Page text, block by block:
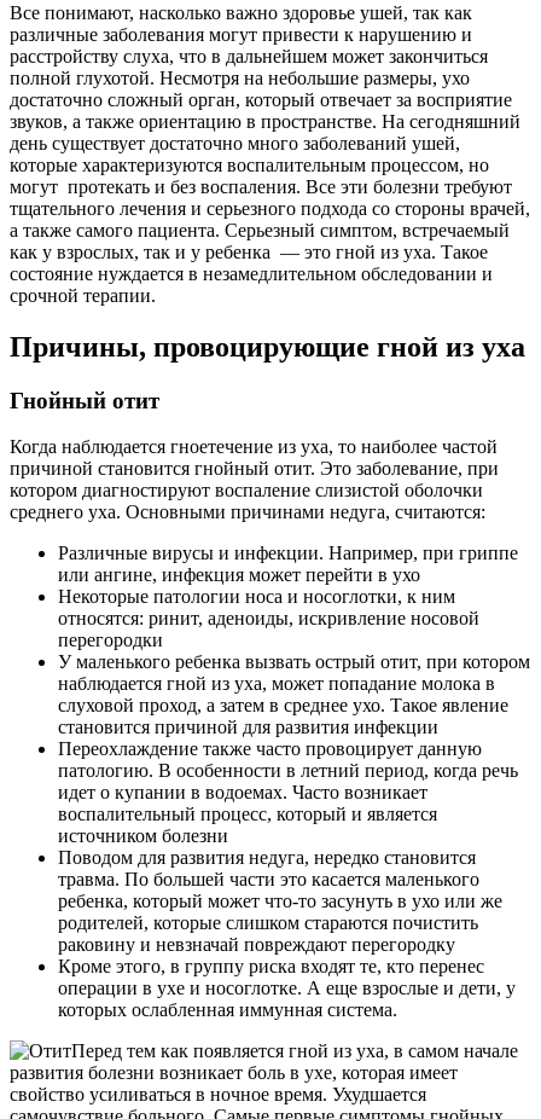
Все понимают, насколько важно здоровье ушей, так как
различные заболевания могут привести к нарушению и
расстройству слуха, что в дальнейшем может закончиться
полной глухотой. Несмотря на небольшие размеры, ухо
достаточно сложный орган, который отвечает за восприятие
звуков, а также ориентацию в пространстве. На сегодняшний
день существует достаточно много заболеваний ушей,
которые характеризуются воспалительным процессом, но
могут протекать и без воспаления. Все эти болезни требуют
тщательного лечения и серьезного подхода со стороны врачей,
а также самого пациента. Серьезный симптом, встречаемый
как у взрослых, так и у ребенка — это гной из уха. Такое
состояние нуждается в незамедлительном обследовании и
срочной терапии.
Причины, провоцирующие гной из уха
Гнойный отит
Когда наблюдается гноетечение из уха, то наиболее частой
причиной становится гнойный отит. Это заболевание, при
котором диагностируют воспаление слизистой оболочки
среднего уха. Основными причинами недуга, считаются:
Различные вирусы и инфекции. Например, при гриппе
или ангине, инфекция может перейти в ухо
Некоторые патологии носа и носоглотки, к ним
относятся: ринит, аденоиды, искривление носовой
перегородки
У маленького ребенка вызвать острый отит, при котором
наблюдается гной из уха, может попадание молока в
слуховой проход, а затем в среднее ухо. Такое явление
становится причиной для развития инфекции
Переохлаждение также часто провоцирует данную
патологию. В особенности в летний период, когда речь
идет о купании в водоемах. Часто возникает
воспалительный процесс, который и является
источником болезни
Поводом для развития недуга, нередко становится
травма. По большей части это касается маленького
ребенка, который может что-то засунуть в ухо или же
родителей, которые слишком стараются почистить
раковину и невзначай повреждают перегородку
Кроме этого, в группу риска входят те, кто перенес
операции в ухе и носоглотке. А еще взрослые и дети, у
которых ослабленная иммунная система.
Перед тем как появляется гной из уха, в самом начале
развития болезни возникает боль в ухе, которая имеет
свойство усиливаться в ночное время. Ухудшается